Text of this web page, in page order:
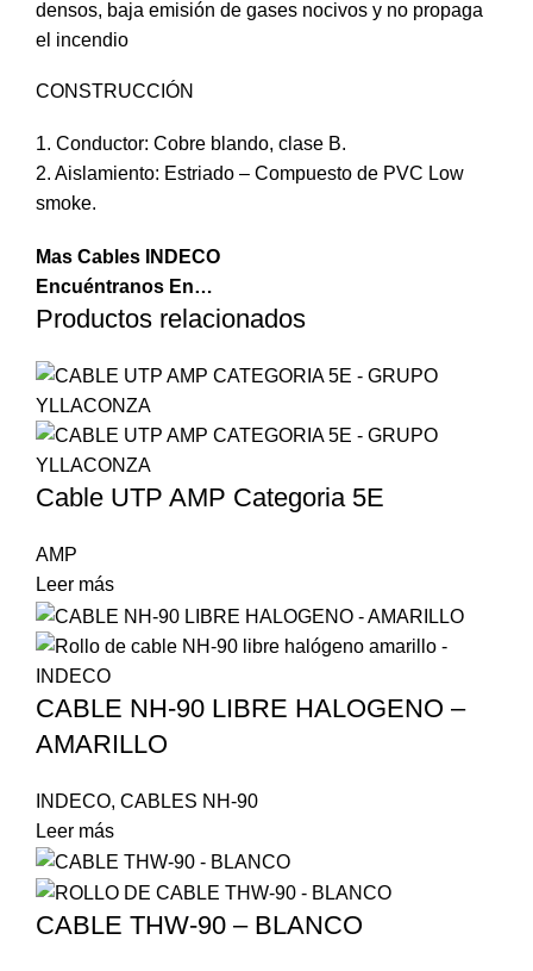
densos, baja emisión de gases nocivos y no propaga
el incendio
CONSTRUCCIÓN
1. Conductor: Cobre blando, clase B.
2. Aislamiento: Estriado – Compuesto de PVC Low
smoke.
Mas Cables INDECO
Encuéntranos En…
Productos relacionados
Cable UTP AMP Categoria 5E
AMP
Leer más
CABLE NH-90 LIBRE HALOGENO –
AMARILLO
INDECO, CABLES NH-90
Leer más
CABLE THW-90 – BLANCO